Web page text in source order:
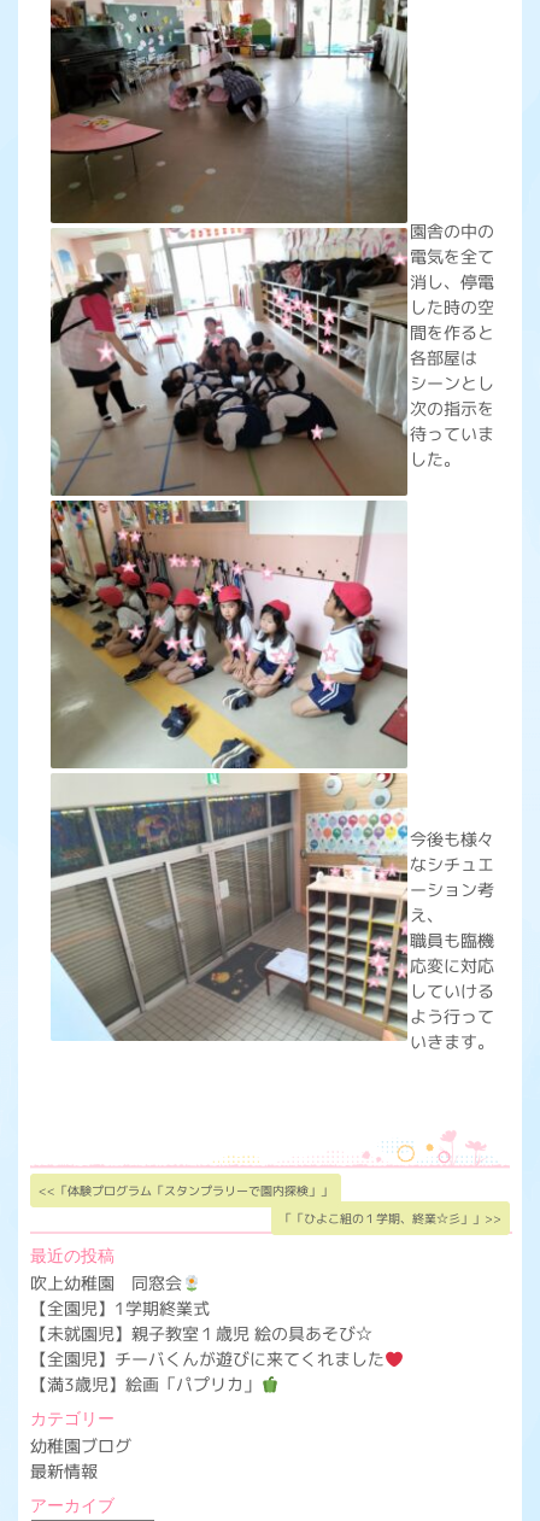
園舎の中の
電気を全て
消し、停電
した時の空
間を作ると
各部屋は
シーンとし
次の指示を
待っていま
した。
今後も様々
なシチュエ
ーション考
え、
職員も臨機
応変に対応
していける
よう行って
いきます。
<<「体験プログラム「スタンプラリーで園内探検」」
「「ひよこ組の１学期、終業☆彡」」>>
最近の投稿
吹上幼稚園 同窓会
【全園児】1学期終業式
【未就園児】親子教室１歳児 絵の具あそび☆
【全園児】チーバくんが遊びに来てくれました
【満3歳児】絵画「パプリカ」
カテゴリー
幼稚園ブログ
最新情報
アーカイブ